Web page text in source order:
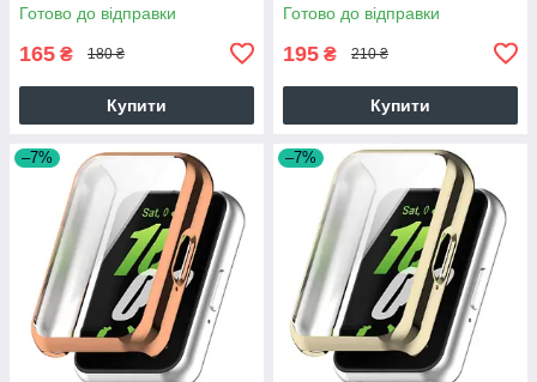
Готово до відправки
165 ₴ 180 ₴
Купити
Готово до відправки
195 ₴ 210 ₴
Купити
–7% –7%